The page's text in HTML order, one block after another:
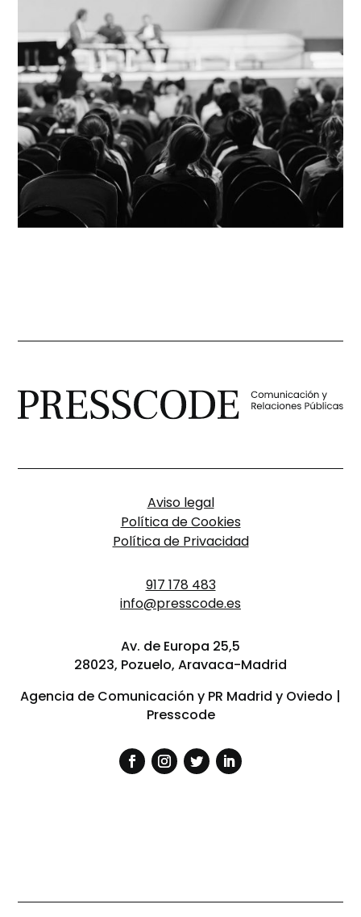
Aviso legal
Política de Cookies
Política de Privacidad
917 178 483
info@presscode.es
Av. de Europa 25,5
28023, Pozuelo, Aravaca-Madrid
Agencia de Comunicación y PR Madrid y Oviedo |
Presscode